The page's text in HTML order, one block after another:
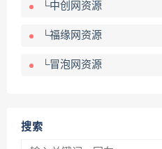
└中创网资源
└福缘网资源
└冒泡网资源
搜索